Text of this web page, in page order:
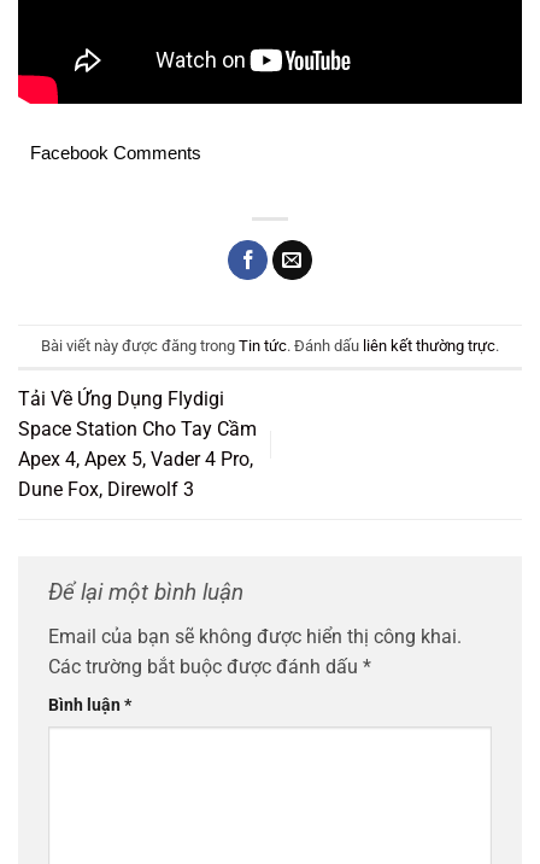
Facebook Comments
Bài viết này được đăng trong Tin tức. Đánh dấu liên kết thường trực.
Tải Về Ứng Dụng Flydigi
Space Station Cho Tay Cầm
Apex 4, Apex 5, Vader 4 Pro,
Dune Fox, Direwolf 3
Để lại một bình luận
Email của bạn sẽ không được hiển thị công khai.
Các trường bắt buộc được đánh dấu *
Bình luận*